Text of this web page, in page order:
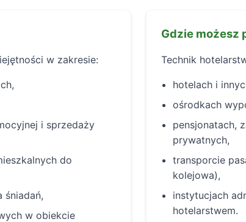
w zakresie:
i sprzedaży
do
śniadań,
w obiekcie
Gdzie możesz
Technik
hotelach i
ośrodkach
pensjonatach,
prywatnych,
transporcie
kolejowa),
instytucjach
hotelarstwem.